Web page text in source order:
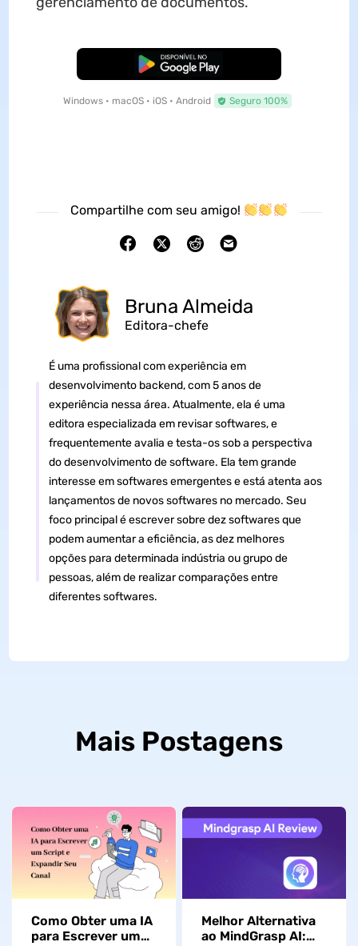
Baixar Grátis
Windows • macOS • iOS • Android Seguro 100%
Compartilhe com seu amigo!
Bruna Almeida
Editora-chefe
É uma profissional com experiência em
desenvolvimento backend, com 5 anos de
experiência nessa área. Atualmente, ela é uma
editora especializada em revisar softwares, e
frequentemente avalia e testa-os sob a perspectiva
do desenvolvimento de software. Ela tem grande
interesse em softwares emergentes e está atenta aos
lançamentos de novos softwares no mercado. Seu
foco principal é escrever sobre dez softwares que
podem aumentar a eficiência, as dez melhores
opções para determinada indústria ou grupo de
pessoas, além de realizar comparações entre
diferentes softwares.
Mais Postagens
Como Obter uma IA
para Escrever um
Melhor Alternativa
ao MindGrasp AI: